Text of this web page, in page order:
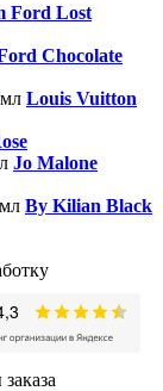
Ford Lost
Chocolate
Louis Vuitton
Jo Malone
By Kilian Black